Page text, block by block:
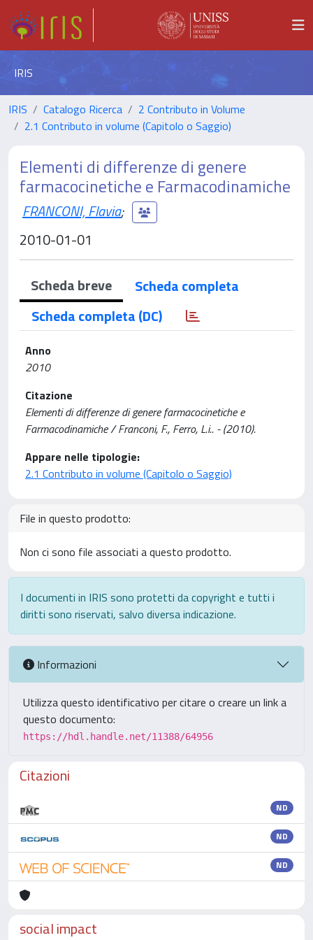
IRIS
IRIS Catalogo Ricerca
2 Contributo in Volume
2.1 Contributo in volume (Capitolo o Saggio)
Elementi di differenze di genere
farmacocinetiche e Farmacodinamiche
FRANCONI, Flavia;
2010-01-01
Scheda breve
Scheda completa
Scheda completa (DC)
Anno
2010
Citazione
Elementi di differenze di genere farmacocinetiche e
Farmacodinamiche / Franconi, F., Ferro, L.i.. - (2010).
Appare nelle tipologie:
2.1 Contributo in volume (Capitolo o Saggio)
File in questo prodotto:
Non ci sono file associati a questo prodotto.
I documenti in IRIS sono protetti da copyright e tutti i
diritti sono riservati, salvo diversa indicazione.
Informazioni
Utilizza questo identificativo per citare o creare un link a
questo documento:
https://hdl.handle.net/11388/64956
Citazioni
ND
ND
ND
social impact